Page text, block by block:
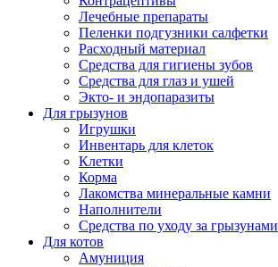
Лечебные препараты
Пеленки подгузники салфетки
Расходный материал
Средства для гигиены зубов
Средства для глаз и ушей
Экто- и эндопаразиты
Для грызунов
Игрушки
Инвентарь для клеток
Клетки
Корма
Лакомства минеральные камни
Наполнители
Средства по уходу за грызунами
Для котов
Амуниция